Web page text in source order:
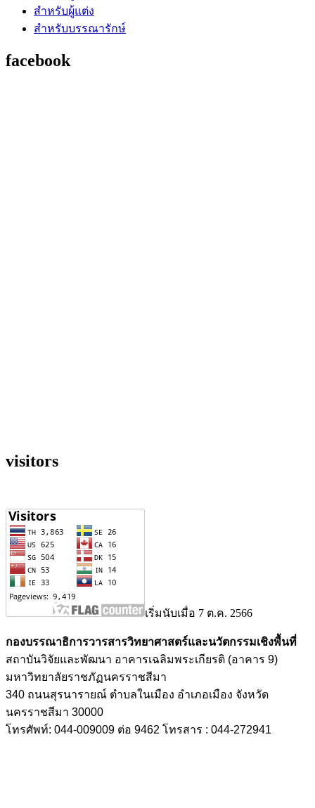
สำหรับผู้แต่ง
สำหรับบรรณารักษ์
facebook
visitors
เริ่มนับเมื่อ 7 ต.ค. 2566
กองบรรณาธิการวารสารวิทยาศาสตร์และนวัตกรรมเชิงพื้นที่
สถาบันวิจัยและพัฒนา อาคารเฉลิมพระเกียรติ (อาคาร 9)
มหาวิทยาลัยราชภัฏนครราชสีมา
340 ถนนสุรนารายณ์ ตำบลในเมือง อำเภอเมือง จังหวัด
นครราชสีมา 30000
โทรศัพท์: 044-009009 ต่อ 9462 โทรสาร : 044-272941